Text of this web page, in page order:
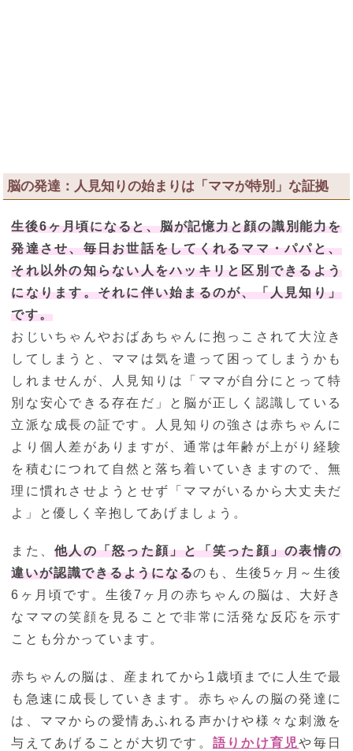
脳の発達：人見知りの始まりは「ママが特別」な証拠
生後6ヶ月頃になると、脳が記憶力と顔の識別能力を
発達させ、毎日お世話をしてくれるママ・パパと、
それ以外の知らない人をハッキリと区別できるよう
になります。それに伴い始まるのが、「人見知り」
です。
おじいちゃんやおばあちゃんに抱っこされて大泣き
してしまうと、ママは気を遣って困ってしまうかも
しれませんが、人見知りは「ママが自分にとって特
別な安心できる存在だ」と脳が正しく認識している
立派な成長の証です。人見知りの強さは赤ちゃんに
より個人差がありますが、通常は年齢が上がり経験
を積むにつれて自然と落ち着いていきますので、無
理に慣れさせようとせず「ママがいるから大丈夫だ
よ」と優しく辛抱してあげましょう。
また、他人の「怒った顔」と「笑った顔」の表情の
違いが認識できるようになるのも、生後5ヶ月～生後
6ヶ月頃です。生後7ヶ月の赤ちゃんの脳は、大好き
なママの笑顔を見ることで非常に活発な反応を示す
ことも分かっています。
赤ちゃんの脳は、産まれてから1歳頃までに人生で最
も急速に成長していきます。赤ちゃんの脳の発達に
は、ママからの愛情あふれる声かけや様々な刺激を
与えてあげることが大切です。 語りかけ育児や毎日